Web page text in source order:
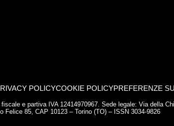
POLICYCOOKIE POLICYPREFERENZE
e partiva IVA 12414970967. Sede legale: Via della
Felice 85, CAP 10123 – Torino (TO) – ISSN 3034-9826